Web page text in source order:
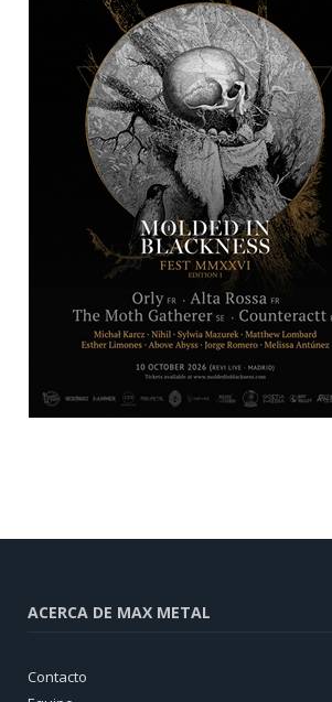
ACERCA DE MAX METAL
Contacto